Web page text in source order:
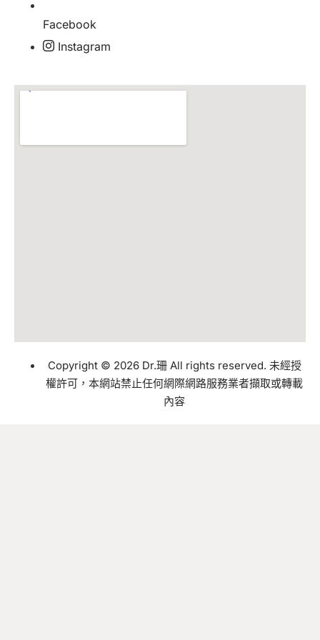
Facebook
Instagram
Copyright © 2026 Dr.珊 All rights reserved. 未經授
權許可，本網站禁止任何網際網路服務業者擷取或轉載
內容